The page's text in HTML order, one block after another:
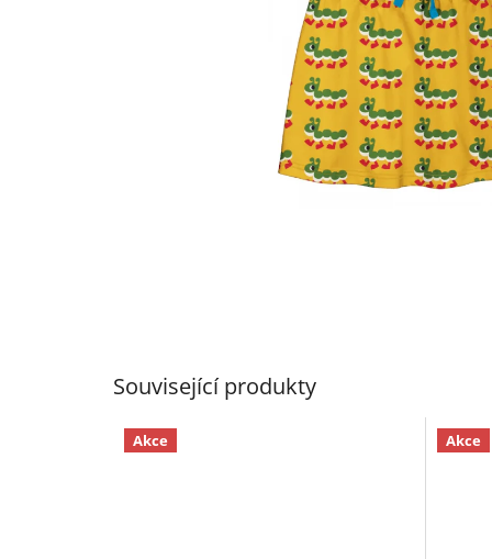
Související produkty
Akce Akce